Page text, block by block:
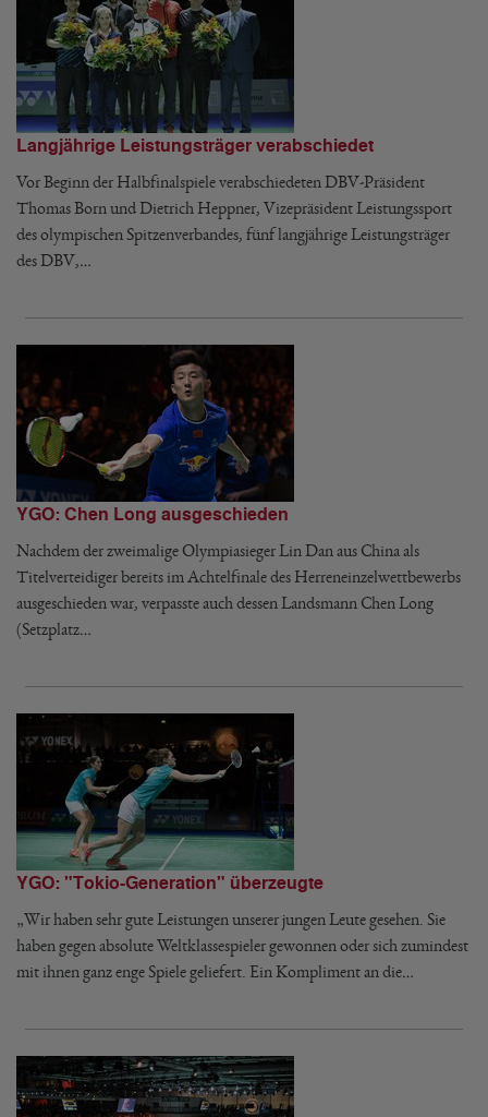
Langjährige Leistungsträger verabschiedet
Vor Beginn der Halbfinalspiele verabschiedeten DBV-Präsident
Thomas Born und Dietrich Heppner, Vizepräsident Leistungssport
des olympischen Spitzenverbandes, fünf langjährige Leistungsträger
des DBV,…
YGO: Chen Long ausgeschieden
Nachdem der zweimalige Olympiasieger Lin Dan aus China als
Titelverteidiger bereits im Achtelfinale des Herreneinzelwettbewerbs
ausgeschieden war, verpasste auch dessen Landsmann Chen Long
(Setzplatz…
YGO: "Tokio-Generation" überzeugte
„Wir haben sehr gute Leistungen unserer jungen Leute gesehen. Sie
haben gegen absolute Weltklassespieler gewonnen oder sich zumindest
mit ihnen ganz enge Spiele geliefert. Ein Kompliment an die…